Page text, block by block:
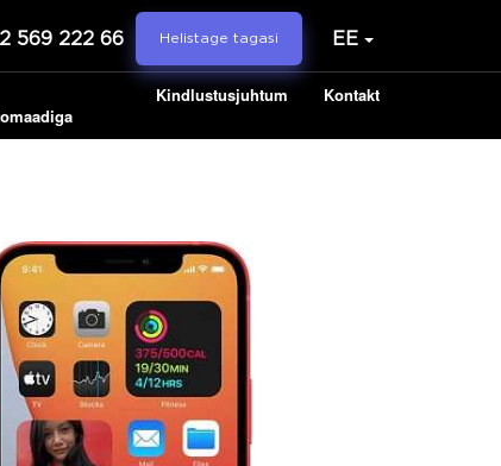
569 222 66 Helistage tagasi EE
Kindlustusjuhtum Kontakt